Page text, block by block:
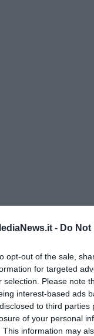
- Do
opt-out of the sale,
for targeted
selection. Please note
interest-based ads
to third
of your personal
This information may